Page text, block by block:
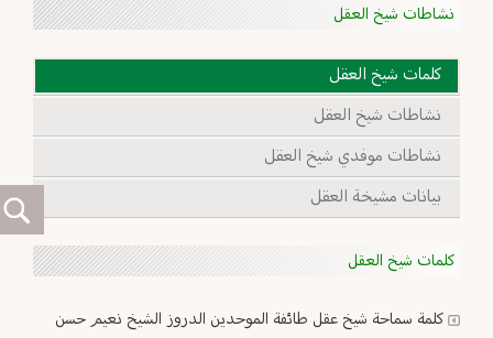
نشاطات شيخ العقل
كلمات شيخ العقل
نشاطات شيخ العقل
نشاطات موفدي شيخ العقل
بيانات مشيخة العقل
كلمات شيخ العقل
كلمة سماحة شيخ عقل طائفة الموحدين الدروز الشيخ نعيم حسن